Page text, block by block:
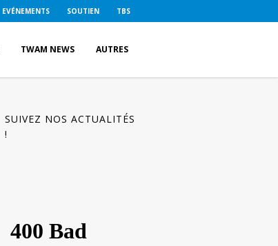
EVÉNEMENTS SOUTIEN TBS
TWAM NEWS AUTRES
SUIVEZ NOS ACTUALITÉS
!